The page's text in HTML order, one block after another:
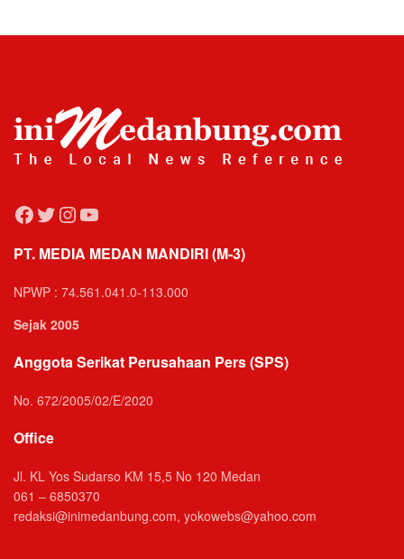
Facebook
Twitter
Instagram
YouTube
PT. MEDIA MEDAN MANDIRI (M-3)
NPWP : 74.561.041.0-113.000
Sejak 2005
Anggota Serikat Perusahaan Pers (SPS)
No. 672/2005/02/E/2020
Office
Jl. KL Yos Sudarso KM 15,5 No 120 Medan
061 – 6850370
redaksi@inimedanbung.com, yokowebs@yahoo.com